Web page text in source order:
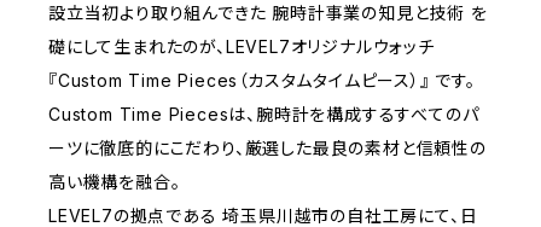
設立当初より取り組んできた 腕時計事業の知見と技術 を
礎にして生まれたのが、LEVEL7オリジナルウォッチ
『Custom Time Pieces（カスタムタイムピース）』 です。
Custom Time Piecesは、腕時計を構成するすべてのパ
ーツに徹底的にこだわり、厳選した最良の素材と信頼性の
高い機構を融合。
LEVEL7の拠点である 埼玉県川越市の自社工房にて、日